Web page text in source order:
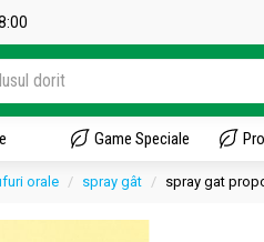
Game Speciale
orale spray gât spray gat